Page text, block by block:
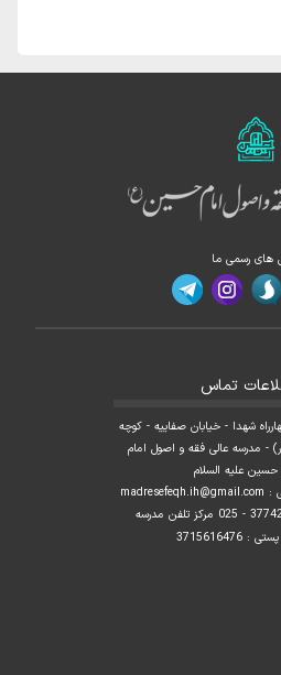
های رسمی ما
تماس
شهدا - خیابان صفاییه - کوچه
22 (آمار) - مدرسه عالی فقه و اصول امام
حسین علیه السلام
:
madresefeqh.ih@gmail.com
: 3715616476